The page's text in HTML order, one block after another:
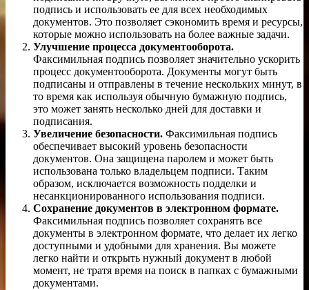
подпись и использовать ее для всех необходимых
документов. Это позволяет сэкономить время и ресурсы,
которые можно использовать на более важные задачи.
Улучшение процесса документооборота.
Факсимильная подпись позволяет значительно ускорить
процесс документооборота. Документы могут быть
подписаны и отправлены в течение нескольких минут, в
то время как используя обычную бумажную подпись,
это может занять несколько дней для доставки и
подписания.
Увеличение безопасности. Факсимильная подпись
обеспечивает высокий уровень безопасности
документов. Она защищена паролем и может быть
использована только владельцем подписи. Таким
образом, исключается возможность подделки и
несанкционированного использования подписи.
Сохранение документов в электронном формате.
Факсимильная подпись позволяет сохранять все
документы в электронном формате, что делает их легко
доступными и удобными для хранения. Вы можете
легко найти и открыть нужный документ в любой
момент, не тратя время на поиск в папках с бумажными
документами.